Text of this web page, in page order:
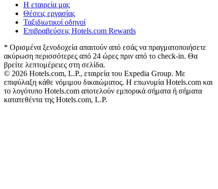
Η εταιρεία μας
Θέσεις εργασίας
Ταξιδιωτικοί οδηγοί
Επιβραβεύσεις Hotels.com Rewards
* Ορισμένα ξενοδοχεία απαιτούν από εσάς να πραγματοποιήσετε
ακύρωση περισσότερες από 24 ώρες πριν από το check-in. Θα
βρείτε λεπτομέρειες στη σελίδα.
© 2026 Hotels.com, L.P., εταιρεία του Expedia Group. Με
επιφύλαξη κάθε νόμιμου δικαιώματος. Η επωνυμία Hotels.com και
το λογότυπο Hotels.com αποτελούν εμπορικά σήματα ή σήματα
κατατεθέντα της Hotels.com, L.P.